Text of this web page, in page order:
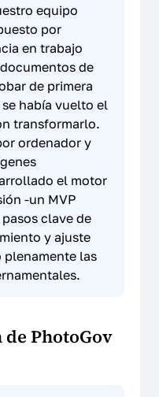
equipo
por
en trabajo
de
de primera
había vuelto el
transformarlo.
ordenador y
el motor
-un MVP
clave de
y ajuste
las
de PhotoGov